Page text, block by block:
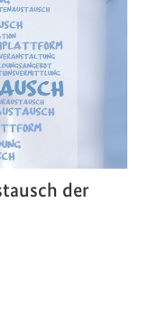
der